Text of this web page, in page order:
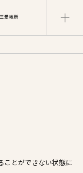
イト
ことができない状態に